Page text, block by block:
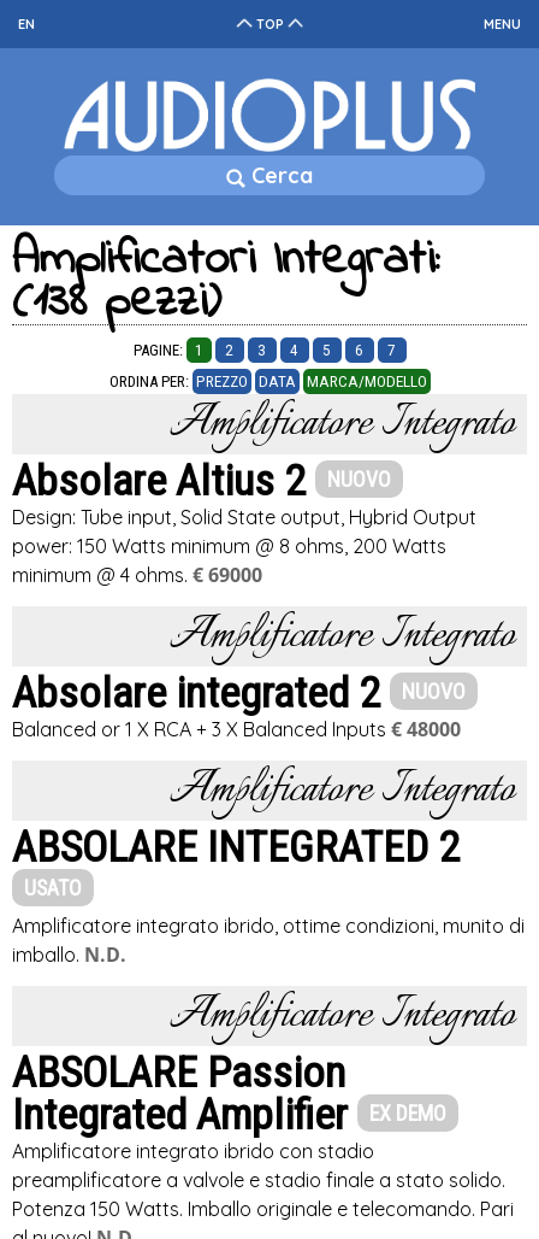
TOP MENU
EN
Cerca
Amplificatori Integrati:
(138 pezzi)
PAGINE: 1 2 3 4 5 6
7
ORDINA PER: PREZZO DATA MARCA/MODELLO
Amplificatore Integrato
Absolare Altius 2 NUOVO
Design: Tube input, Solid State output, Hybrid Output
power: 150 Watts minimum @ 8 ohms, 200 Watts
minimum @ 4 ohms. € 69000
Amplificatore Integrato
Absolare integrated 2 NUOVO
Balanced or 1 X RCA + 3 X Balanced Inputs € 48000
Amplificatore Integrato
ABSOLARE INTEGRATED 2
USATO
Amplificatore integrato ibrido, ottime condizioni, munito di
imballo. N.D.
Amplificatore Integrato
ABSOLARE Passion
Integrated Amplifier
EX DEMO
Amplificatore integrato ibrido con stadio
preamplificatore a valvole e stadio finale a stato solido.
Potenza 150 Watts. Imballo originale e telecomando. Pari